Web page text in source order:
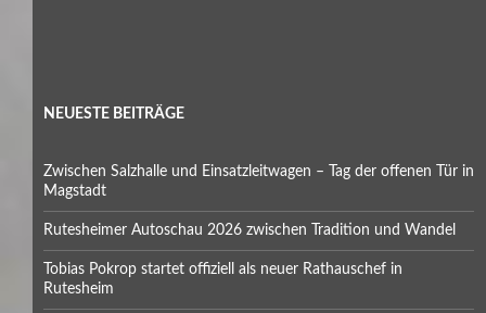
NEUESTE BEITRÄGE
Zwischen Salzhalle und Einsatzleitwagen – Tag der offenen Tür in
Magstadt
Rutesheimer Autoschau 2026 zwischen Tradition und Wandel
Tobias Pokrop startet offiziell als neuer Rathauschef in
Rutesheim